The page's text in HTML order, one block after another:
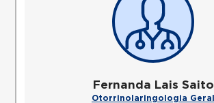
Fernanda Lais Saito
Otorrinolaringologia Geral